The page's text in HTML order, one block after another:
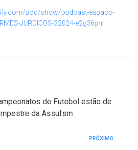
pod/show/podcast-espaco-
JURDICOS-32024-e2g36pm
de Futebol estão de
da Assufsm
PRÓXIMO